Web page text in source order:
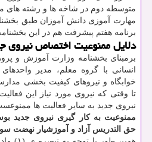
متوسطه دوم در شاخه ها و رشته های
مهارت آموزی دانش آموزان طبق
برنامه هفتم پیشرفت هم در این
دلایل ممنوعیت اختصاص نیروی
برمبنای بخشنامه وزارت آموزش و
انسانی با گروه معلم، مدیر
خوابگاه و نیروهای کیفیت بخشی
تا وقتی که نیروی مورد نیاز این
نیروی جدید به سایر فعالیت ها
ممنوعیت به کار گیری نیروی جدید
حق التدریس آزاد و آموزشیار نهضت